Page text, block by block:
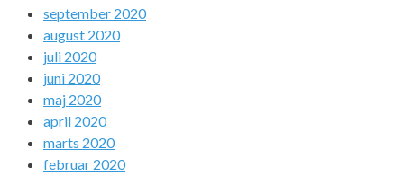
september 2020
august 2020
juli 2020
juni 2020
maj 2020
april 2020
marts 2020
februar 2020